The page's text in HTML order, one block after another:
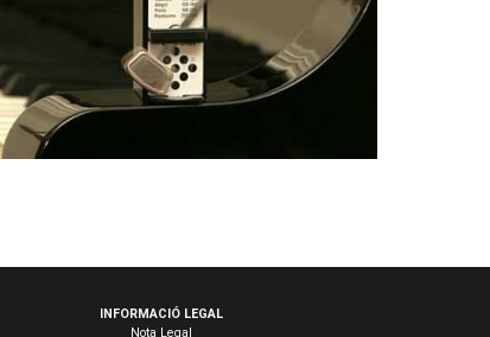
INFORMACIÓ LEGAL
Nota Legal